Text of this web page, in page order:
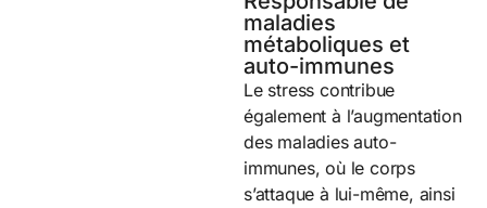
maladies
métaboliques et
auto-immunes
Le stress contribue
également à l’augmentation
des maladies auto-
immunes, où le corps
s’attaque à lui-même, ainsi